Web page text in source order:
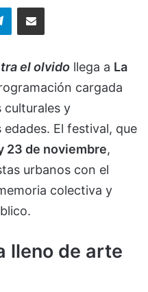
TelegramCompartir via Email
el olvido llega a La
cargada
culturales y
El festival, que
23 de noviembre,
urbanos con el
colectiva y
lleno de arte